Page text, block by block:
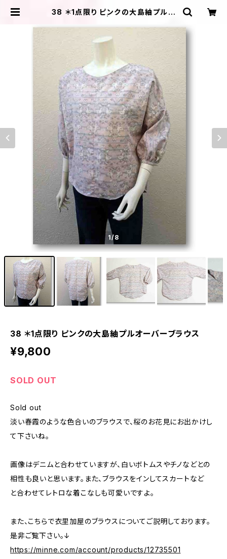
38 ＊1点限り ピンクの大島紬プルオ
ＧＮＳ
1/8
38 ＊1点限り ピンクの大島紬プルオーバーブラウス
¥9,800
SOLD OUT
Sold out
淡い春霞のような色合いのブラウスで、桜のお花見にお出かけし
て下さいね。
画像はデニムと合わせていますが、白いボトムスやチノなどとの
相性も良いと思います。また、ブラウスをインしてスカートなど
と合わせてレトロな着こなしも可愛いですよ。
また、こちらで衣里加屋のブラウスについてご説明しております。
是非ご覧下さい。↓
https://minne.com/account/products/12735501